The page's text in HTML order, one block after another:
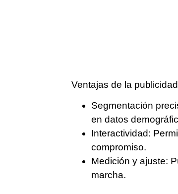
Ventajas de la
Segmentación
en datos
Interactividad:
compromiso.
Medición y ajuste:
marcha.